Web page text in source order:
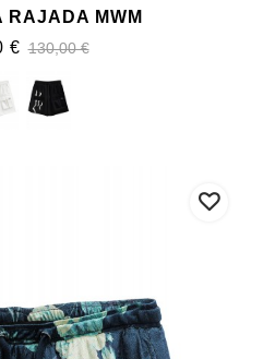
RAJADA MWM
€ 130,00 €